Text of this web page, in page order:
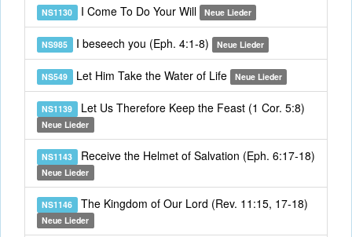
NS1130 I Come To Do Your Will Neue Lieder
NS985 I beseech you (Eph. 4:1-8) Neue Lieder
NS549 Let Him Take the Water of Life Neue Lieder
NS1139 Let Us Therefore Keep the Feast (1 Cor. 5:8)
Neue Lieder
NS1143 Receive the Helmet of Salvation (Eph. 6:17-18)
Neue Lieder
NS1146 The Kingdom of Our Lord (Rev. 11:15, 17-18)
Neue Lieder